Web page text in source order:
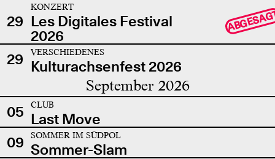
29
KONZERT
Les Digitales Festival
2026
29 VERSCHIEDENES
Kulturachsenfest 2026
September 2026
05 CLUB
Last Move
09
SOMMER IM SÜDPOL
Sommer-Slam